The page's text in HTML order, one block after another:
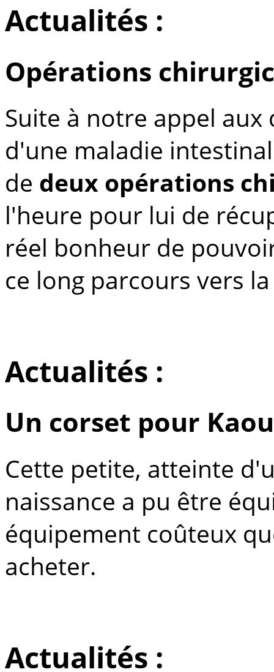
Actualités :
Opérations
Suite à notre appel
d'une maladie
de deux opérations
l'heure pour lui de
réel bonheur de
ce long parcours vers
Actualités :
Un corset pour
Cette petite, atteinte
naissance a pu être
équipement coûteux
acheter.
Actualités :